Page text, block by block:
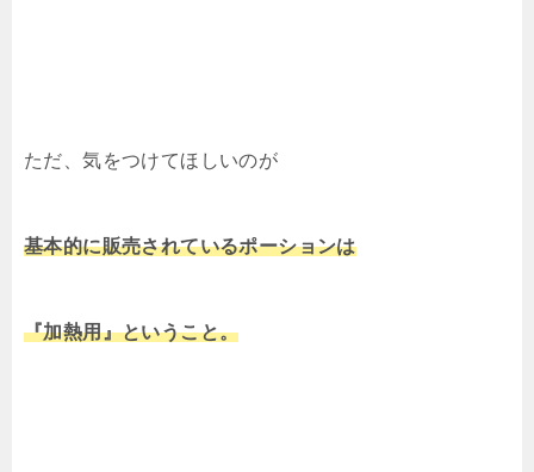
ただ、気をつけてほしいのが
基本的に販売されているポーションは
『加熱用』ということ。